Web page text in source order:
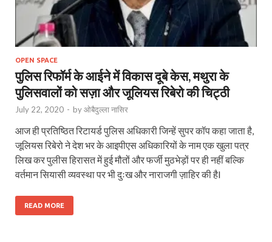
OPEN SPACE
पुलिस रिफॉर्म के आईने में विकास दूबे केस, मथुरा के
पुलिसवालों को सज़ा और जूलियस रिबेरो की चिट्ठी
July 22, 2020 - byओबैदुल्ला नासिर
आज ही प्रतिष्ठित रिटायर्ड पुलिस अधिकारी जिन्हें सुपर कॉप कहा जाता है,
जूलियस रिबेरो ने देश भर के आइपीएस अधिकारियों के नाम एक खुला पत्र
लिख कर पुलीस हिरासत में हुई मौतों और फर्जी मुठभेड़ों पर ही नहीं बल्कि
वर्तमान सियासी व्यवस्था पर भी दुःख और नाराजगी ज़ाहिर की हैI
READ MORE